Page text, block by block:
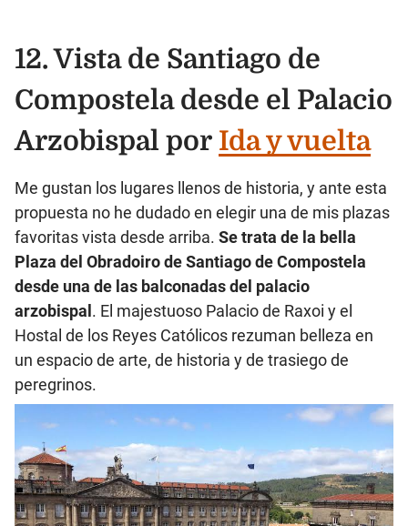
12. Vista de Santiago de
Compostela desde el Palacio
Arzobispal por Ida y vuelta
Me gustan los lugares llenos de historia, y ante esta
propuesta no he dudado en elegir una de mis plazas
favoritas vista desde arriba. Se trata de la bella
Plaza del Obradoiro de Santiago de Compostela
desde una de las balconadas del palacio
arzobispal . El majestuoso Palacio de Raxoi y el
Hostal de los Reyes Católicos rezuman belleza en
un espacio de arte, de historia y de trasiego de
peregrinos.